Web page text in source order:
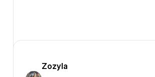
Zozyla